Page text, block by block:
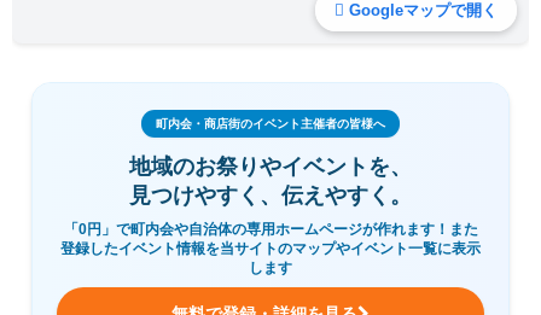
Googleマップで開く
町内会・商店街のイベント主催者の皆様へ
地域のお祭りやイベントを、
見つけやすく、伝えやすく。
「0円」で町内会や自治体の専用ホームページが作れます！また
登録したイベント情報を当サイトのマップやイベント一覧に表示
します